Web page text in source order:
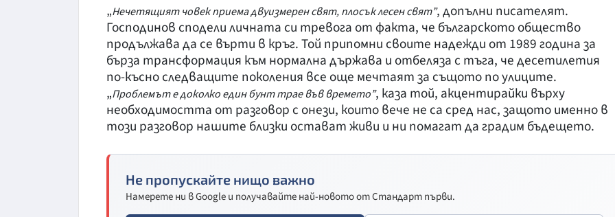
„Нечетящият човек приема двуизмерен свят, плосък лесен свят”, допълни писателят.
Господинов сподели личната си тревога от факта, че българското общество
продължава да се върти в кръг. Той припомни своите надежди от 1989 година за
бърза трансформация към нормална държава и отбеляза с тъга, че десетилетия
по-късно следващите поколения все още мечтаят за същото по улиците.
„Проблемът е доколко един бунт трае във времето”, каза той, акцентирайки върху
необходимостта от разговор с онези, които вече не са сред нас, защото именно в
този разговор нашите близки остават живи и ни помагат да градим бъдещето.
Не пропускайте нищо важно
Намерете ни в Google и получавайте най-новото от Стандарт първи.